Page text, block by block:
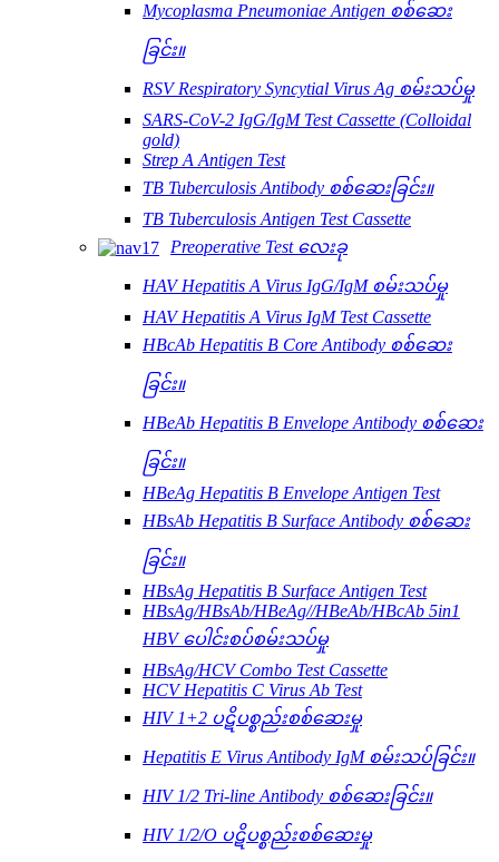
Mycoplasma Pneumoniae Antigen စစ်ဆေး
ခြင်း။
RSV Respiratory Syncytial Virus Ag စမ်းသပ်မှု
SARS-CoV-2 IgG/IgM Test Cassette (Colloidal
gold)
Strep A Antigen Test
TB Tuberculosis Antibody စစ်ဆေးခြင်း။
TB Tuberculosis Antigen Test Cassette
Preoperative Test လေးခု
HAV Hepatitis A Virus IgG/IgM စမ်းသပ်မှု
HAV Hepatitis A Virus IgM Test Cassette
HBcAb Hepatitis B Core Antibody စစ်ဆေး
ခြင်း။
HBeAb Hepatitis B Envelope Antibody စစ်ဆေး
ခြင်း။
HBeAg Hepatitis B Envelope Antigen Test
HBsAb Hepatitis B Surface Antibody စစ်ဆေး
ခြင်း။
HBsAg Hepatitis B Surface Antigen Test
HBsAg/HBsAb/HBeAg//HBeAb/HBcAb 5in1
HBV ပေါင်းစပ်စမ်းသပ်မှု
HBsAg/HCV Combo Test Cassette
HCV Hepatitis C Virus Ab Test
HIV 1+2 ပဋိပစ္စည်းစစ်ဆေးမှု
Hepatitis E Virus Antibody IgM စမ်းသပ်ခြင်း။
HIV 1/2 Tri-line Antibody စစ်ဆေးခြင်း။
HIV 1/2/O ပဋိပစ္စည်းစစ်ဆေးမှု